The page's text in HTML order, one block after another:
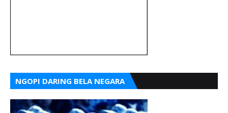
NGOPI DARING BELA NEGARA